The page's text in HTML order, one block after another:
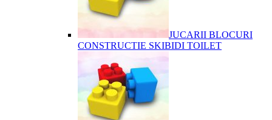
JUCARII BLOCURI
CONSTRUCTIE SKIBIDI TOILET